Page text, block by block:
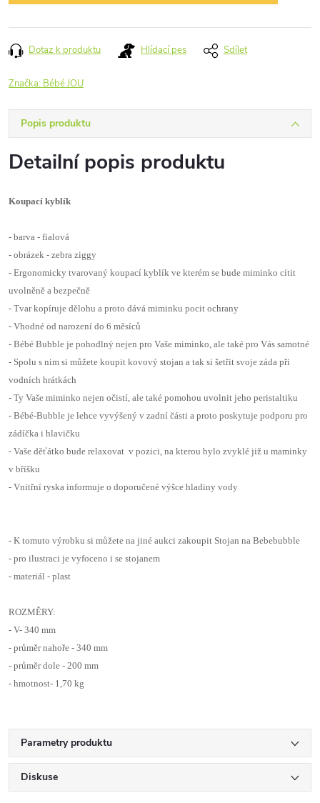
Dotaz k produktu Hlídací pes Sdílet
Značka: Bébé JOU
Popis produktu
Detailní popis produktu
Koupací kyblík
- barva - fialová
- obrázek - zebra ziggy
- Ergonomicky tvarovaný koupací kyblík ve kterém se bude miminko cítit
uvolněně a bezpečně
- Tvar kopíruje dělohu a proto dává miminku pocit ochrany
- Vhodné od narození do 6 měsíců
- Bébé Bubble je pohodlný nejen pro Vaše miminko, ale také pro Vás samotné
- Spolu s nim si můžete koupit kovový stojan a tak si šetřit svoje záda při
vodních hrátkách
- Ty Vaše miminko nejen očistí, ale také pomohou uvolnit jeho peristaltiku
- Bébé-Bubble je lehce vyvýšený v zadní části a proto poskytuje podporu pro
zádíčka i hlavičku
- Vaše děťátko bude relaxovat v pozici, na kterou bylo zvyklé již u maminky
v bříšku
- Vnitřní ryska informuje o doporučené výšce hladiny vody
- K tomuto výrobku si můžete na jiné aukci zakoupit Stojan na Bebebubble
- pro ilustraci je vyfoceno i se stojanem
- materiál - plast
ROZMĚRY:
- V- 340 mm
- průměr nahoře - 340 mm
- průměr dole - 200 mm
- hmotnost- 1,70 kg
Parametry produktu
Diskuse